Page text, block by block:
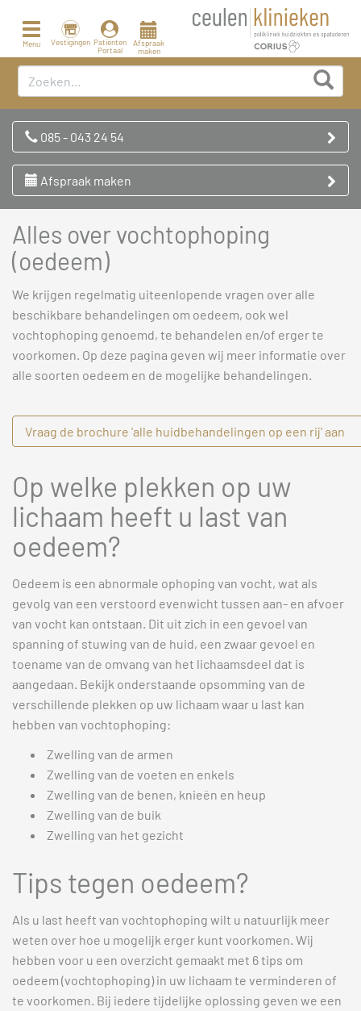
Toggle
navigation
Menu Vestigingen Patiënten
Portaal
Afspraak
maken
085 - 043 24 54
Afspraak maken
Alles over vochtophoping
(oedeem)
We krijgen regelmatig uiteenlopende vragen over alle
beschikbare behandelingen om oedeem, ook wel
vochtophoping genoemd, te behandelen en/of erger te
voorkomen. Op deze pagina geven wij meer informatie over
alle soorten oedeem en de mogelijke behandelingen.
Vraag de brochure 'alle huidbehandelingen op een rij' aan
Op welke plekken op uw
lichaam heeft u last van
oedeem?
Oedeem is een abnormale ophoping van vocht, wat als
gevolg van een verstoord evenwicht tussen aan- en afvoer
van vocht kan ontstaan. Dit uit zich in een gevoel van
spanning of stuwing van de huid, een zwaar gevoel en
toename van de omvang van het lichaamsdeel dat is
aangedaan. Bekijk onderstaande opsomming van de
verschillende plekken op uw lichaam waar u last kan
hebben van vochtophoping:
Zwelling van de armen
Zwelling van de voeten en enkels
Zwelling van de benen, knieën en heup
Zwelling van de buik
Zwelling van het gezicht
Tips tegen oedeem?
Als u last heeft van vochtophoping wilt u natuurlijk meer
weten over hoe u mogelijk erger kunt voorkomen. Wij
hebben voor u een overzicht gemaakt met 6 tips om
oedeem (vochtophoping) in uw lichaam te verminderen of
te voorkomen. Bij iedere tijdelijke oplossing geven we een